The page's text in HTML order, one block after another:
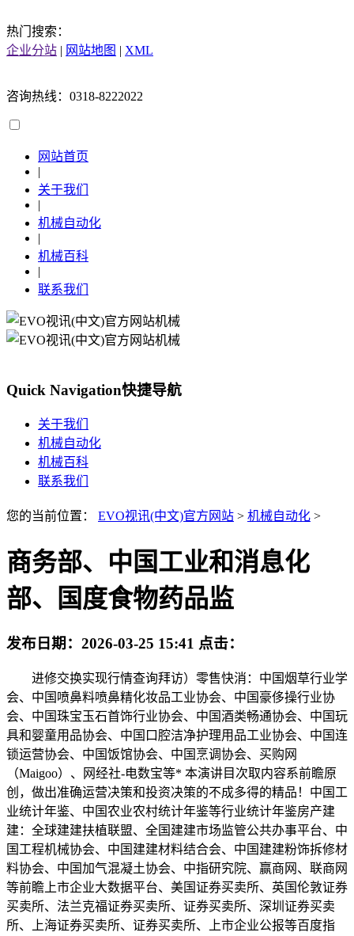
热门搜索：
企业分站 | 网站地图 | XML
咨询热线：0318-8222022
网站首页
|
关于我们
|
机械自动化
|
机械百科
|
联系我们
Quick Navigation快捷导航
关于我们
机械自动化
机械百科
联系我们
您的当前位置： EVO视讯(中文)官方网站 > 机械自动化 >
商务部、中国工业和消息化
部、国度食物药品监
发布日期： 2026-03-25 15:41 点击：
进修交换实现行情查询拜访）零售快消：中国烟草行业学
会、中国喷鼻料喷鼻精化妆品工业协会、中国豪侈操行业协
会、中国珠宝玉石首饰行业协会、中国酒类畅通协会、中国玩
具和婴童用品协会、中国口腔洁净护理用品工业协会、中国连
锁运营协会、中国饭馆协会、中国烹调协会、买购网
（Maigoo）、网经社-电数宝等* 本演讲目次取内容系前瞻原
创，做出准确运营决策和投资决策的不成多得的精品！中国工
业统计年鉴、中国农业农村统计年鉴等行业统计年鉴房产建
建：全球建建扶植联盟、全国建建市场监管公共办事平台、中
国工程机械协会、中国建建材料结合会、中国建建粉饰拆修材
料协会、中国加气混凝土协会、中指研究院、赢商网、联商网
等前瞻上市企业大数据平台、美国证券买卖所、英国伦敦证券
买卖所、法兰克福证券买卖所、证券买卖所、深圳证券买卖
所、上海证券买卖所、证券买卖所、上市企业公报等百度指